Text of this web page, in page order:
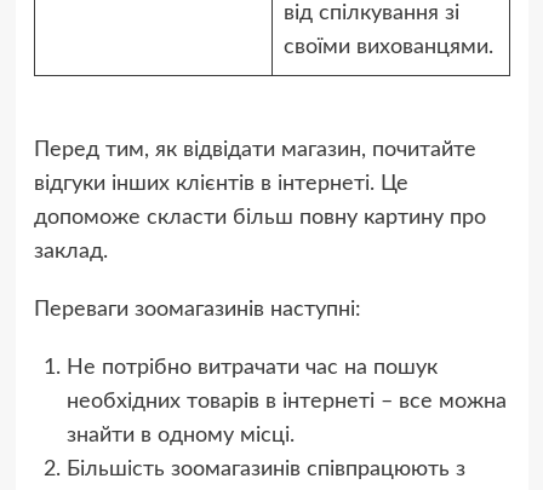
від спілкування зі
своїми вихованцями.
Перед тим, як відвідати магазин, почитайте
відгуки інших клієнтів в інтернеті. Це
допоможе скласти більш повну картину про
заклад.
Переваги зоомагазинів наступні:
Не потрібно витрачати час на пошук
необхідних товарів в інтернеті – все можна
знайти в одному місці.
Більшість зоомагазинів співпрацюють з